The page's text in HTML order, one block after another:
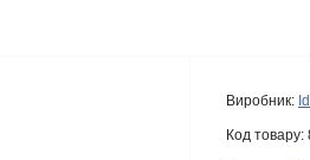
Виробник:
Код товару: